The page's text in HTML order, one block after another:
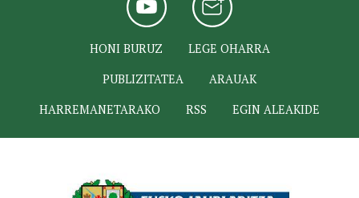
HONI BURUZ
LEGE OHARRA
PUBLIZITATEA
ARAUAK
HARREMANETARAKO
RSS EGIN ALEAKIDE